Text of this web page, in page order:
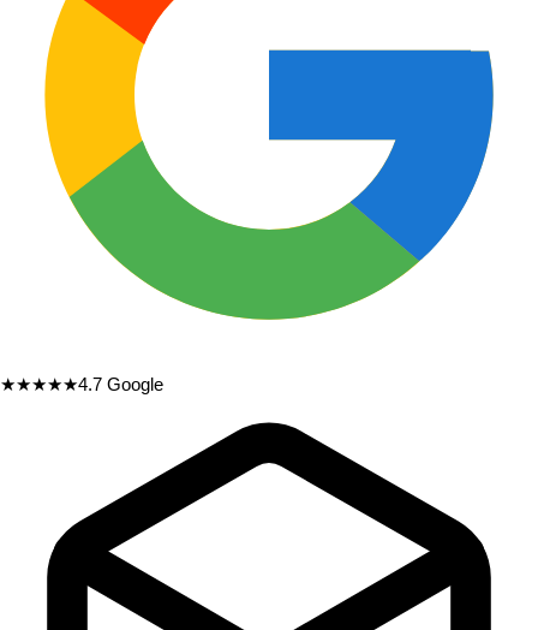
★★★★★4.7 Google